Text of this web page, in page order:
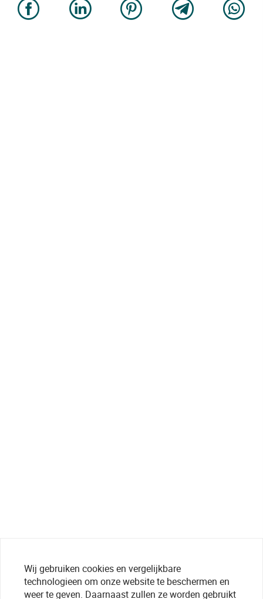
Wij gebruiken cookies en vergelijkbare
technologieen om onze website te beschermen en
weer te geven. Daarnaast zullen ze worden gebruikt